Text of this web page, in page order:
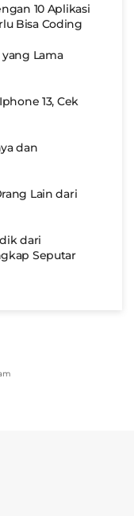
10 Aplikasi
Bisa Coding
Lama
13, Cek
dan
Lain dari
dari
Seputar